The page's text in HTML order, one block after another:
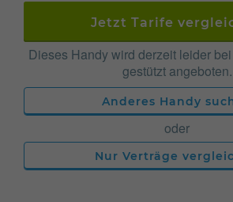
Jetzt Tarife
Dieses Handy wird derzeit leider
gestützt angeboten.
Anderes Handy
oder
Nur Verträge